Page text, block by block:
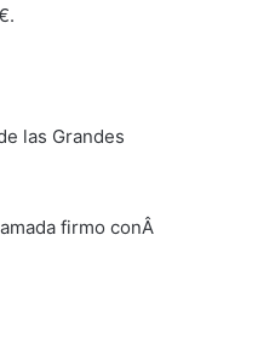
las Grandes
firmo conÂ